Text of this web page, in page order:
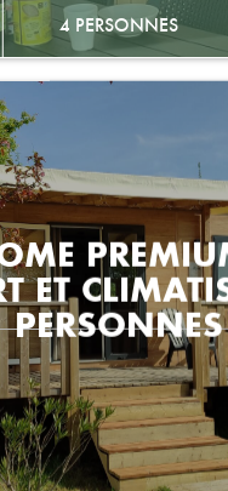
4 PERSONNES
ET
PERSONNES